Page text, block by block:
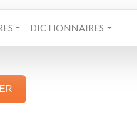
DICTIONNAIRES